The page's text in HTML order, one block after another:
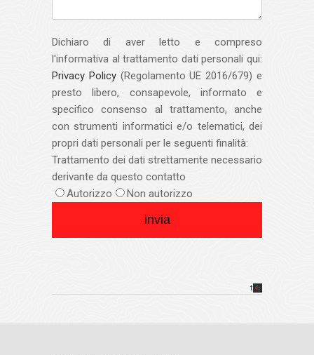
Dichiaro di aver letto e compreso
l'informativa al trattamento dati personali qui:
Privacy Policy(Regolamento UE 2016/679) e
presto libero, consapevole, informato e
specifico consenso al trattamento, anche
con strumenti informatici e/o telematici, dei
propri dati personali per le seguenti finalità:
Trattamento dei dati strettamente necessario
derivante da questo contatto
Autorizzo
Non autorizzo
top